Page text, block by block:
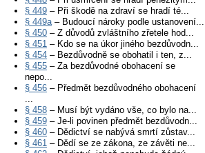
§ 449 – Při škodě na zdraví se hradí té...
§ 449a– Budoucí nároky podle ustanovení...
§ 450 – Z důvodů zvláštního zřetele hod...
§ 451 – Kdo se na úkor jiného bezdůvodn...
§ 454 – Bezdůvodně se obohatil i ten, z...
§ 455 – Za bezdůvodné obohacení se
nepo...
§ 456 – Předmět bezdůvodného obohacení
...
§ 458 – Musí být vydáno vše, co bylo na...
§ 459 – Je-li povinen předmět bezdůvodn...
§ 460 – Dědictví se nabývá smrtí zůstav...
§ 461 – Dědí se ze zákona, ze závěti ne...